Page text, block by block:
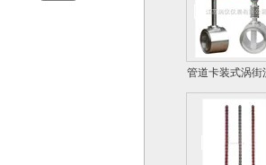
带来的影响
管道卡装式涡街
计